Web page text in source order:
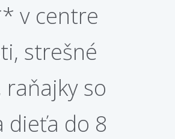
v centre
strešné
raňajky so
dieťa do 8